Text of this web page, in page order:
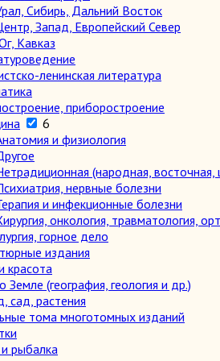
Сибирь, Дальний Восток
Запад, Европейский Север
Кавказ
ленинская литература
приборостроение
6
и физиология
(народная, восточная,
нервные болезни
и инфекционные болезни
онкология, травматология,
горное дело
издания
красота
Земле (география, геология и др.)
сад, растения
тома многотомных изданий
рыбалка